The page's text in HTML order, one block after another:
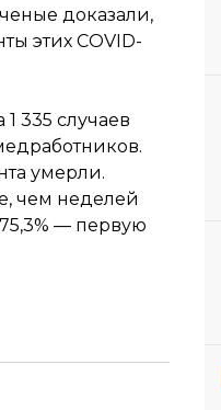
доказали,
этих COVID-
335 случаев
умерли.
чем неделей
— первую